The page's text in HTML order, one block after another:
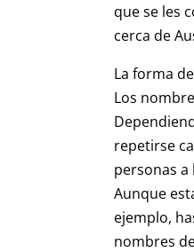
que se les
cerca de
La forma
Los
repetirse
personas
Aunque
ejemplo,
nombres